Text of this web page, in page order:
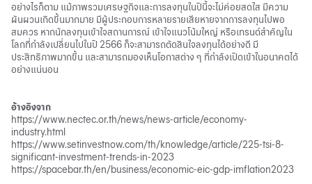
อย่างไรก็ตาม แม้ภาพรวมเศรษฐกิจและการลงทุนในปีนี้จะไม่ค่อยสดใส มีความ
ผันผวนเกิดขึ้นมากมาย มีผู้ประกอบการหลายรายเสียหายจากการลงทุนไปพอ
สมควร หากนักลงทุนเข้าใจสถานการณ์ เข้าใจแนวโน้มใหญ่ หรือเทรนด์สำคัญใน
โลกที่กำลังเปลี่ยนไปในปี 2566 ก็จะสามารถตัดสินใจลงทุนได้อย่างดี มี
ประสิทธิภาพมากขึ้น และสามารถมองเห็นโอกาสต่าง ๆ ที่กำลังเปิดเข้าในอนาคตได้
อย่างแน่นอน
อ้างอิงจาก
https://www.nectec.or.th/news/news-article/economy-
industry.html
https://www.setinvestnow.com/th/knowledge/article/225-tsi-8-
significant-investment-trends-in-2023
https://spacebar.th/en/business/economic-eic-gdp-imflation2023